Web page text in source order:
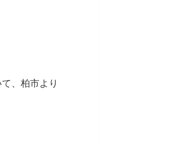
、柏市より